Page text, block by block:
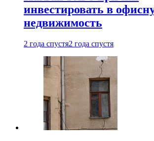
инвестировать в
недвижимость
2 года спустя2 года спустя